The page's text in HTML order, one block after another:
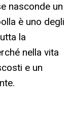
nasconde un
è uno degli
la
nella vita
e un